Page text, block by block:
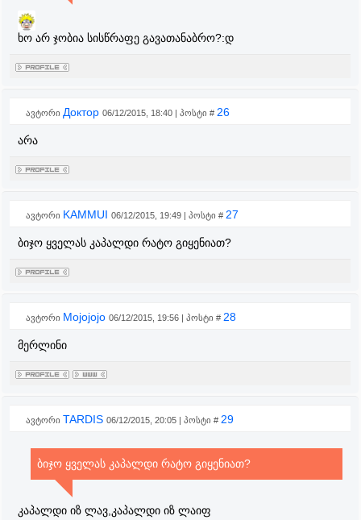
ხო არ ჯობია სისწრაფე გავათანაბრო?:დ
ავტორი Доктор 06/12/2015, 18:40 | პოსტი # 26
არა
ავტორი KAMMUI 06/12/2015, 19:49 | პოსტი # 27
ბიჯო ყველას კაპალდი რატო გიყენიათ?
ავტორი Mojojojo 06/12/2015, 19:56 | პოსტი # 28
მერლინი
ავტორი TARDIS 06/12/2015, 20:05 | პოსტი # 29
ბიჯო ყველას კაპალდი რატო გიყენიათ?
კაპალდი იზ ლავ,კაპალდი იზ ლაიფ